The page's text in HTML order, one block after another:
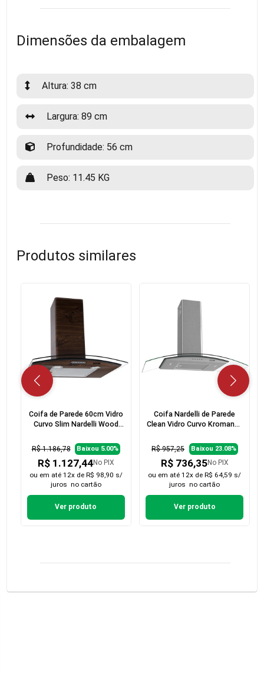
Dimensões da embalagem
Altura: 38 cm
Largura: 89 cm
Profundidade: 56 cm
Peso: 11.45 KG
Produtos similares
Coifa de Parede 60cm Vidro
Curvo Slim Nardelli Wood
R$ 1.186,78 Baixou 5.00%
R$ 1.127,44No PIX
ou em até 12x de R$ 98,90 s/
juros no cartão
Ver produto
Coifa Nardelli de Parede
Clean Vidro Curvo Kromanox
R$ 957,25 Baixou 23.08%
R$ 736,35No PIX
ou em até 12x de R$ 64,59 s/
juros no cartão
Ver produto